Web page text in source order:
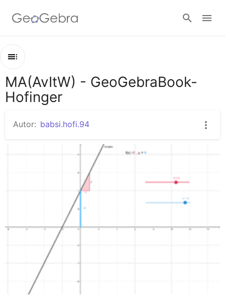
Kapitel
MA(AvItW) - GeoGebraBook- Hofinger
MA(AvItW) - GeoGebraBook-
Hofinger
Autor: babsi.hofi.94